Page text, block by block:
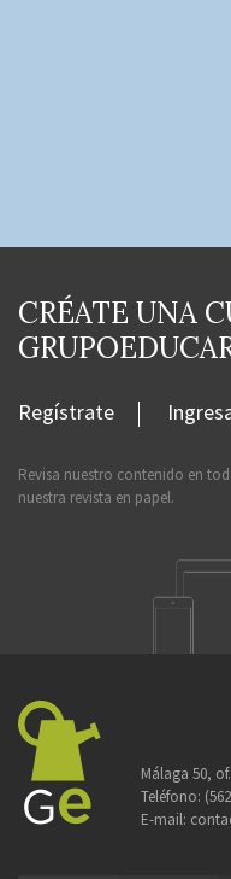
CRÉATE UNA
Regístrate
Revisa nuestro contenido en
nuestra revista en papel.
Málaga 50,
Teléfono:
E-mail: